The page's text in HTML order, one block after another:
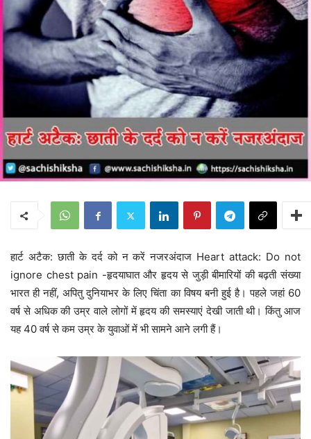
हार्ट अटैक: छाती के दर्द को न करें नजरअंदाज Heart attack: Do not
ignore chest pain -हृदयाघात और हृदय से जुड़ी बीमारियों की बढ़ती संख्या
भारत ही नहीं, अपितु दुनियाभर के लिए चिंता का विषय बनी हुई है। पहले जहां 60
वर्ष से अधिक की उम्र वाले लोगों में हृदय की समस्याएं देखी जाती थी। किंतु आज
यह 40 वर्ष से कम उम्र के युवाओं में भी सामने आने लगी हैं।